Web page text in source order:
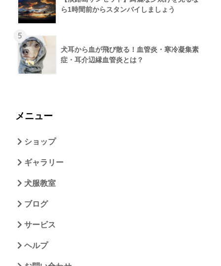
ら1時間前からスタンバイしましょう
5
犬耳から血が飛び散る！血管炎・寒冷凝集素
症・耳介辺縁血管炎とは？
メニュー
ショップ
ギャラリー
犬服教室
ブログ
サービス
ヘルプ